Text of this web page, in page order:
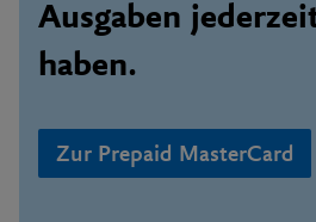
Ausgaben
haben.
Zur Prepaid MasterCard